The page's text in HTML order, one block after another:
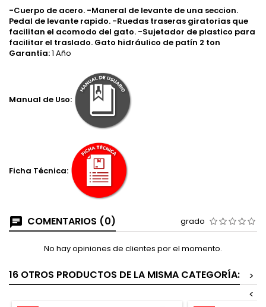
-Cuerpo de acero. -Maneral de levante de una seccion.
Pedal de levante rapido. -Ruedas traseras giratorias que
facilitan el acomodo del gato. -Sujetador de plastico para
facilitar el traslado. Gato hidráulico de patín 2 ton
Garantía:1 Año
Manual de Uso:
Ficha Técnica:
COMENTARIOS (0) grado
No hay opiniones de clientes por el momento.
16 OTROS PRODUCTOS DE LA MISMA CATEGORÍA:
>
<